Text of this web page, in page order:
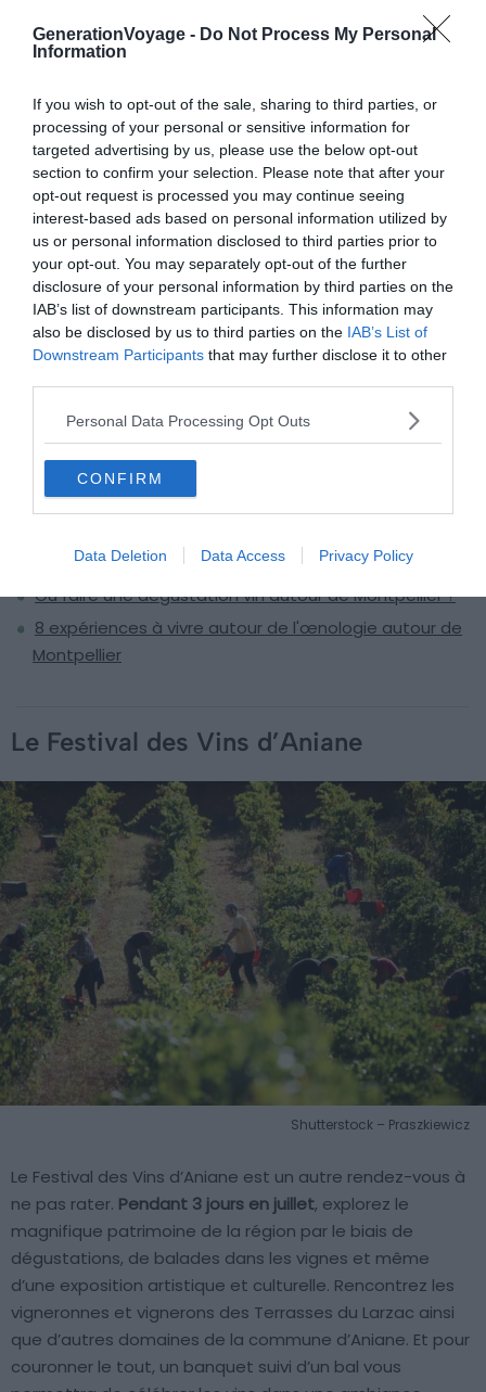
GenerationVoyage - Do Not Process My Personal
Information
If you wish to opt-out of the sale, sharing to third parties, or
processing of your personal or sensitive information for
targeted advertising by us, please use the below opt-out
section to confirm your selection. Please note that after your
opt-out request is processed you may continue seeing
interest-based ads based on personal information utilized by
us or personal information disclosed to third parties prior to
your opt-out. You may separately opt-out of the further
disclosure of your personal information by third parties on the
IAB’s list of downstream participants. This information may
also be disclosed by us to third parties on the IAB’s List of
Downstream Participants that may further disclose it to other
Personal Data Processing Opt Outs
CONFIRM
Data Deletion Data Access Privacy Policy
parcourir des domaines viticoles qui changent chaque
année.
Sur place, vous pourrez vous arrêter aux stands de
dégustation pour savourer les vins de l’appellation
Costières de Nîmes, tels queMourgues du Grés,
Château Beauboisou Terres des Chardons. Vous aurez
également l’opportunité de
goûter à des plats préparés
par le célèbre chef étoilé Sébastien Bras, qui sera mis à
l’honneur en 2023. Cette expérience envoûtante se
déroule au mois de juin, au beau milieu des vignes, où
vous pourrez profiter d’une ambiance conviviale et de
plaisirs gustatifs exquis.
À lire aussi sur le guide Montpellier autour
du vin :
8 châteaux et folies de Montpellier à visiter
Montpellier
Où faire une dégustation vin autour de Montpellier ?
8 expériences à vivre autour de l'œnologie autour de
Montpellier
Le Festival des Vins d’Aniane
Shutterstock – Praszkiewicz
Le Festival des Vins d’Aniane est un autre rendez-vous à
ne pas rater. Pendant 3 jours en juillet, explorez le
magnifique patrimoine de la région par le biais de
dégustations, de balades dans les vignes et même
d’une exposition artistique et culturelle. Rencontrez les
vigneronnes et vignerons des Terrasses du Larzac ainsi
que d’autres domaines de la commune d’Aniane. Et pour
couronner le tout, un banquet suivi d’un bal vous